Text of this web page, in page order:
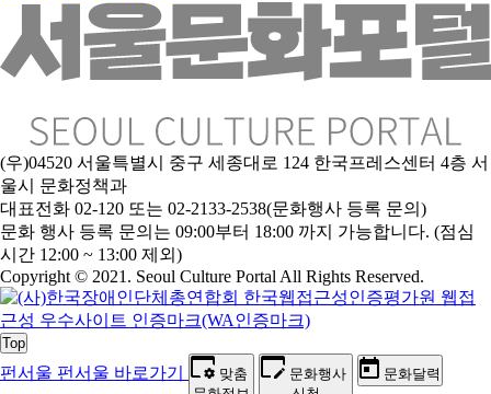
(우)04520 서울특별시 중구 세종대로 124 한국프레스센터 4층 서
울시 문화정책과
대표전화 02-120 또는 02-2133-2538(문화행사 등록 문의)
문화 행사 등록 문의는 09:00부터 18:00 까지 가능합니다. (점심
시간 12:00 ~ 13:00 제외)
Copyright © 2021. Seoul Culture Portal All Rights Reserved.
Top
펀서울 펀서울 바로가기
맞춤
문화행사
문화달력